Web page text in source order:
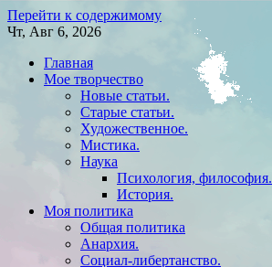
Перейти к содержимому
Чт, Авг 6, 2026
Главная
Мое творчество
Новые статьи.
Старые статьи.
Художественное.
Мистика.
Наука
Психология, философия.
История.
Моя политика
Общая политика
Анархия.
Социал-либертанство.